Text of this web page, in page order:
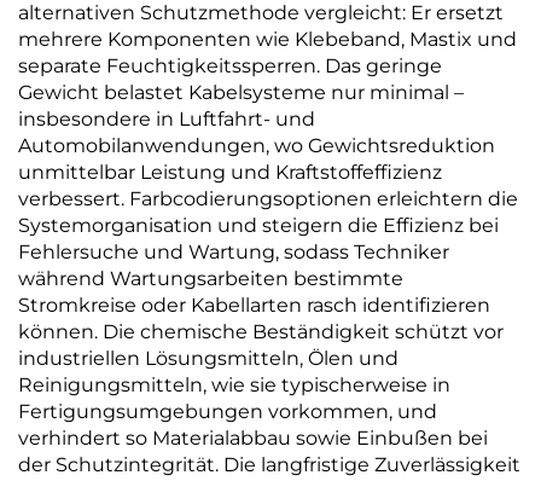
alternativen Schutzmethode vergleicht: Er ersetzt
mehrere Komponenten wie Klebeband, Mastix und
separate Feuchtigkeitssperren. Das geringe
Gewicht belastet Kabelsysteme nur minimal –
insbesondere in Luftfahrt- und
Automobilanwendungen, wo Gewichtsreduktion
unmittelbar Leistung und Kraftstoffeffizienz
verbessert. Farbcodierungsoptionen erleichtern die
Systemorganisation und steigern die Effizienz bei
Fehlersuche und Wartung, sodass Techniker
während Wartungsarbeiten bestimmte
Stromkreise oder Kabellarten rasch identifizieren
können. Die chemische Beständigkeit schützt vor
industriellen Lösungsmitteln, Ölen und
Reinigungsmitteln, wie sie typischerweise in
Fertigungsumgebungen vorkommen, und
verhindert so Materialabbau sowie Einbußen bei
der Schutzintegrität. Die langfristige Zuverlässigkeit